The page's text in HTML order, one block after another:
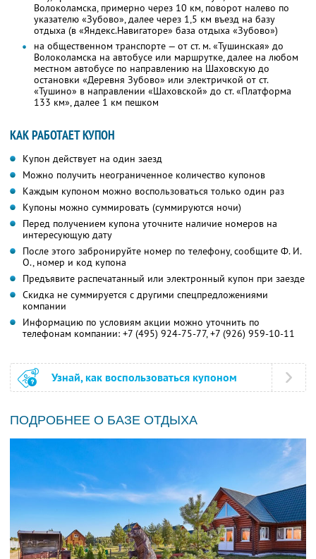
Волоколамска, примерно через 10 км, поворот налево по
указателю «Зубово», далее через 1,5 км въезд на базу
отдыха (в «Яндекс.Навигаторе» база отдыха «Зубово»)
на общественном транспорте — от ст. м. «Тушинская» до
Волоколамска на автобусе или маршрутке, далее на любом
местном автобусе по направлению на Шаховскую до
остановки «Деревня Зубово» или электричкой от ст.
«Тушино» в направлении «Шаховской» до ст. «Платформа
133 км», далее 1 км пешком
КАК РАБОТАЕТ КУПОН
Купон действует на один заезд
Можно получить неограниченное количество купонов
Каждым купоном можно воспользоваться только один раз
Купоны можно суммировать (суммируются ночи)
Перед получением купона уточните наличие номеров на
интересующую дату
После этого забронируйте номер по телефону, сообщите Ф. И.
О., номер и код купона
Предъявите распечатанный или электронный купон при заезде
Скидка не суммируется с другими спецпредложениями
компании
Информацию по условиям акции можно уточнить по
телефонам компании: +7 (495) 924-75-77, +7 (926) 959-10-11
Узнай, как воспользоваться купоном
ПОДРОБНЕЕ О БАЗЕ ОТДЫХА